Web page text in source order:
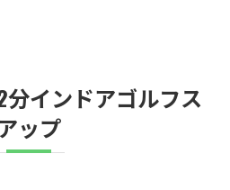
インドアゴルフス
ップ